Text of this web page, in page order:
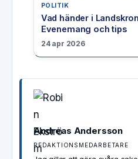
POLITIK
Vad händer i
Evenemang och tips
24 apr 2026
Andreas Andersson
REDAKTIONSMEDARBETARE